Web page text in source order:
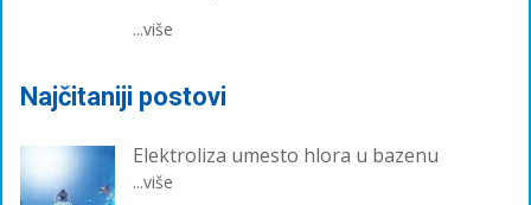
...više
Najčitaniji postovi
Elektroliza umesto hlora u bazenu
...više